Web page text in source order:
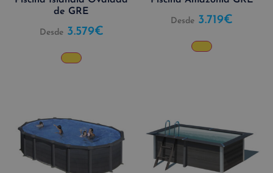
de GRE
Desde 3.579€
Desde 3.719€